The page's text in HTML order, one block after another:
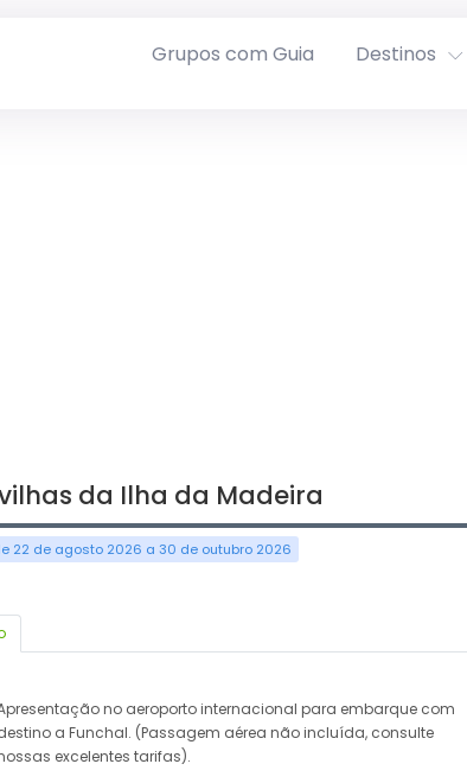
Grupos com Guia Destinos
da Ilha da Madeira
22 de agosto 2026 a 30 de outubro 2026
no aeroporto internacional para embarque com
a Funchal. (Passagem aérea não incluída, consulte
excelentes tarifas).